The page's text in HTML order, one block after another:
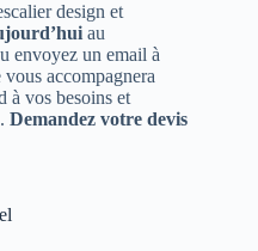
design et
au
envoyez un email à
accompagnera
à vos besoins et
Demandez votre devis